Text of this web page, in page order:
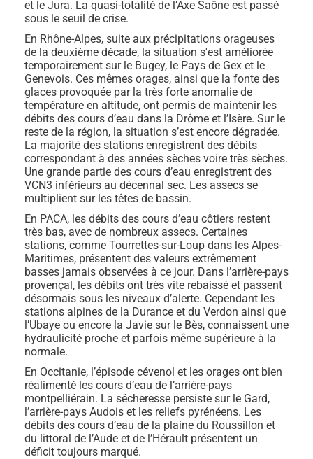
et le Jura. La quasi-totalité de l’Axe Saône est passé
sous le seuil de crise.
En Rhône-Alpes, suite aux précipitations orageuses
de la deuxième décade, la situation s'est améliorée
temporairement sur le Bugey, le Pays de Gex et le
Genevois. Ces mêmes orages, ainsi que la fonte des
glaces provoquée par la très forte anomalie de
température en altitude, ont permis de maintenir les
débits des cours d’eau dans la Drôme et l’Isère. Sur le
reste de la région, la situation s’est encore dégradée.
La majorité des stations enregistrent des débits
correspondant à des années sèches voire très sèches.
Une grande partie des cours d’eau enregistrent des
VCN3 inférieurs au décennal sec. Les assecs se
multiplient sur les têtes de bassin.
En PACA, les débits des cours d’eau côtiers restent
très bas, avec de nombreux assecs. Certaines
stations, comme Tourrettes-sur-Loup dans les Alpes-
Maritimes, présentent des valeurs extrêmement
basses jamais observées à ce jour. Dans l’arrière-pays
provençal, les débits ont très vite rebaissé et passent
désormais sous les niveaux d’alerte. Cependant les
stations alpines de la Durance et du Verdon ainsi que
l’Ubaye ou encore la Javie sur le Bès, connaissent une
hydraulicité proche et parfois même supérieure à la
normale.
En Occitanie, l’épisode cévenol et les orages ont bien
réalimenté les cours d’eau de l’arrière-pays
montpelliérain. La sécheresse persiste sur le Gard,
l’arrière-pays Audois et les reliefs pyrénéens. Les
débits des cours d’eau de la plaine du Roussillon et
du littoral de l’Aude et de l’Hérault présentent un
déficit toujours marqué.